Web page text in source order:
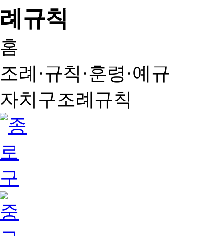
홈
조례·규칙·훈령·예규
자치구조례규칙